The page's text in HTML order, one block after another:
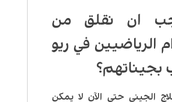
ان نقلق من
الرياضيين في ريو
بجيناتهم؟
الجيني حتى الآن لا يمكن